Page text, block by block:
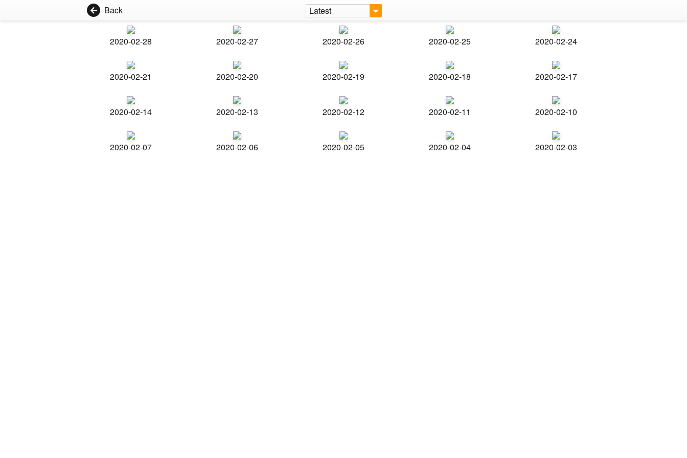
Back Latest
2020-02-28 2020-02-27 2020-02-26 2020-02-25 2020-02-24
2020-02-21 2020-02-20 2020-02-19 2020-02-18 2020-02-17
2020-02-14 2020-02-13 2020-02-12 2020-02-11 2020-02-10
2020-02-07 2020-02-06 2020-02-05 2020-02-04 2020-02-03